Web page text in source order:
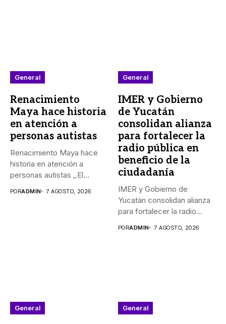
General
Renacimiento
Maya hace historia
en atención a
personas autistas
Renacimiento Maya hace
historia en atención a
personas autistas _El
PORADMIN 7 AGOSTO, 2026
General
IMER y Gobierno
de Yucatán
consolidan alianza
para fortalecer la
radio pública en
beneficio de la
ciudadanía
IMER y Gobierno de
Yucatán consolidan alianza
para fortalecer la radio
PORADMIN 7 AGOSTO, 2026
General General